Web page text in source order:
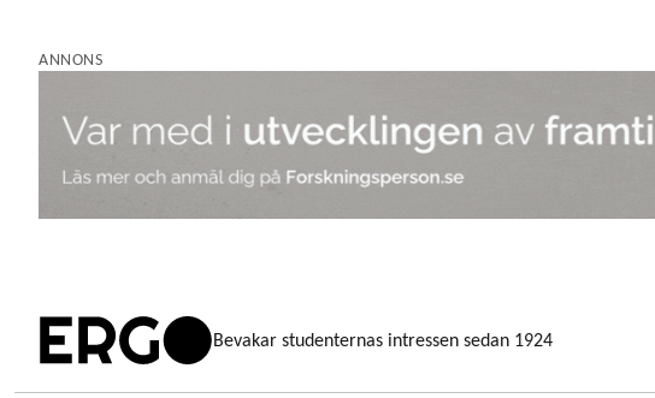
huvudinnehåll
ANNONS
Bevakar studenternas intressen sedan 1924